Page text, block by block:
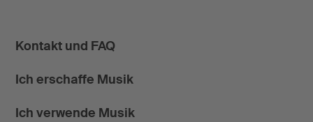
Kontakt und FAQ
Ich erschaffe Musik
Ich verwende Musik